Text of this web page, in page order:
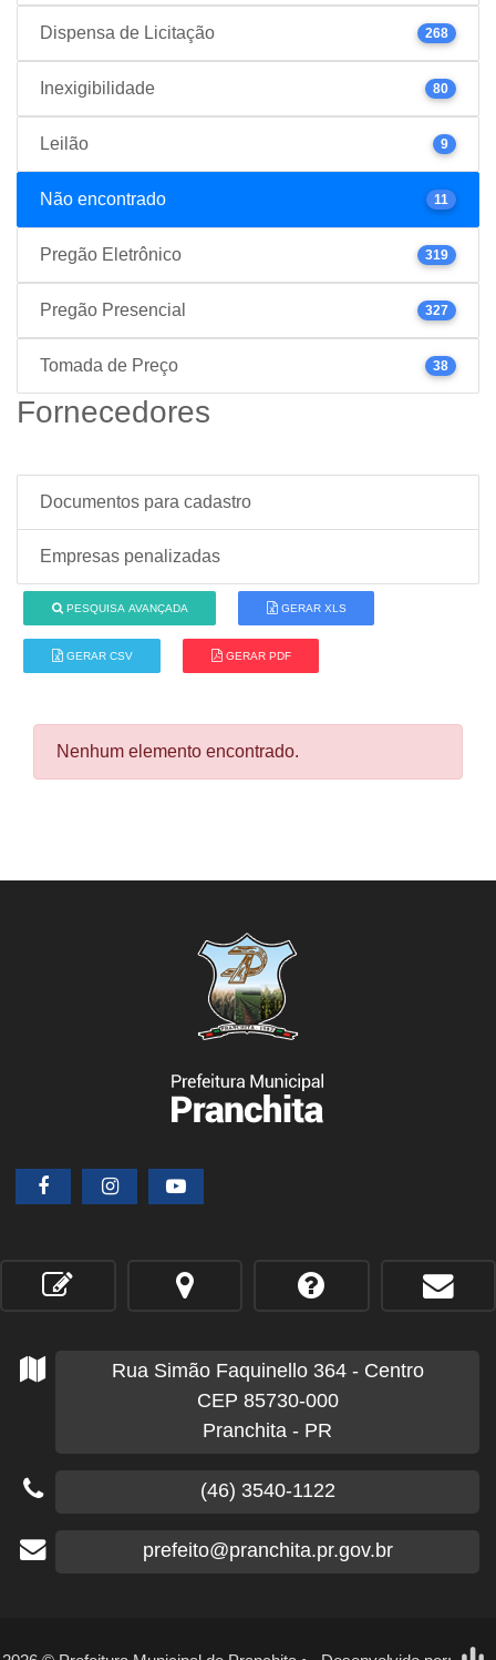
Dispensa de Licitação 268
Inexigibilidade 80
Leilão 9
Não encontrado 11
Pregão Eletrônico 319
Pregão Presencial 327
Tomada de Preço 38
Fornecedores
Documentos para cadastro
Empresas penalizadas
PESQUISA AVANÇADA GERAR XLS
GERAR CSV GERAR PDF
Nenhum elemento encontrado.
Rua Simão Faquinello 364 - Centro
CEP 85730-000
Pranchita - PR
(46) 3540-1122
prefeito@pranchita.pr.gov.br